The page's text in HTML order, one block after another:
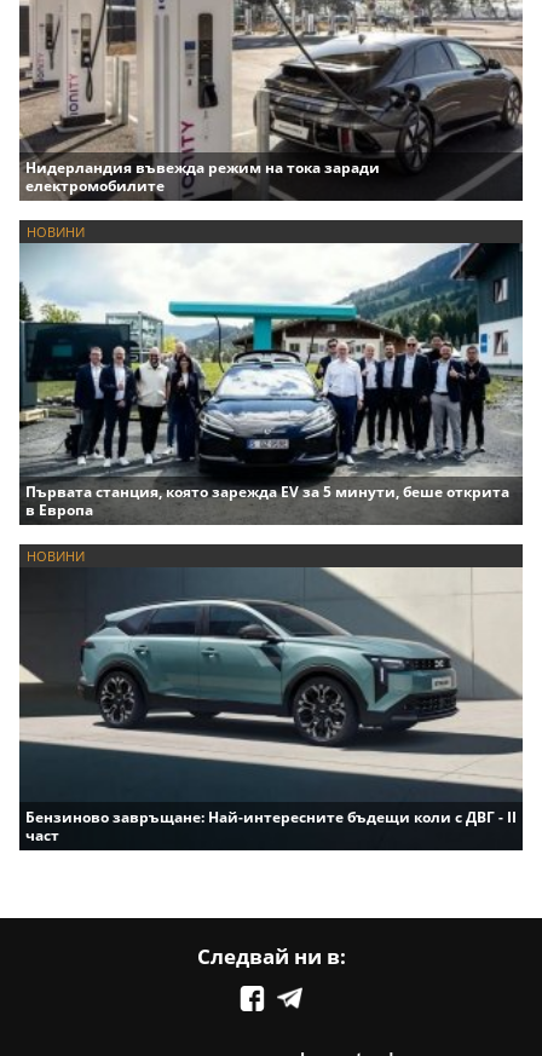
Нидерландия въвежда режим на тока заради
електромобилите
НОВИНИ
Първата станция, която зарежда EV за 5 минути, беше открита
в Европа
НОВИНИ
Бензиново завръщане: Най-интересните бъдещи коли с ДВГ - II
част
Следвай ни в: